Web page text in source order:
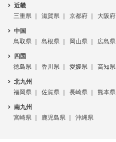
近畿
三重県
滋賀県 京都府 大阪府
中国
鳥取県
島根県 岡山県 広島県
四国
徳島県
香川県 愛媛県 高知県
北九州
福岡県
佐賀県 長崎県 熊本県
南九州
宮崎県
鹿児島県 沖縄県